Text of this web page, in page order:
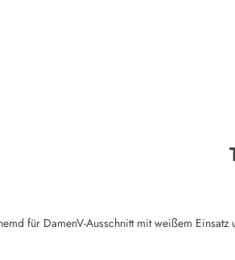
für DamenV-Ausschnitt mit weißem